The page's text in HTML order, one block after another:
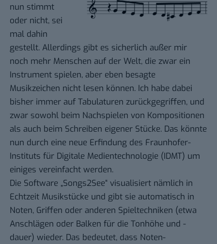
nun stimmt
oder nicht, sei
mal dahin
gestellt. Allerdings gibt es sicherlich außer mir
noch mehr Menschen auf der Welt, die zwar ein
Instrument spielen, aber eben besagte
Musikzeichen nicht lesen können. Ich habe dabei
bisher immer auf Tabulaturen zurückgegriffen, und
zwar sowohl beim Nachspielen von Kompositionen
als auch beim Schreiben eigener Stücke. Das könnte
nun durch eine neue Erfindung des Fraunhofer-
Instituts für Digitale Medientechnologie (IDMT) um
einiges vereinfacht werden.
Die Software „Songs2See“ visualisiert nämlich in
Echtzeit Musikstücke und gibt sie automatisch in
Noten, Griffen oder anderen Spieltechniken (etwa
Anschlägen oder Balken für die Tonhöhe und -
dauer) wieder. Das bedeutet, dass Noten-